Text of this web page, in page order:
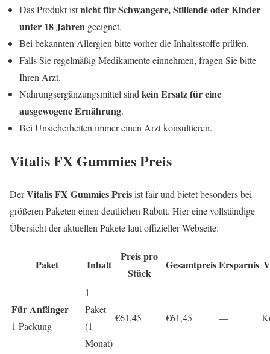
Das Produkt istnicht für Schwangere, Stillende oder Kinder
unter 18 Jahren geeignet.
Bei bekannten Allergien bitte vorher die Inhaltsstoffe prüfen.
Falls Sie regelmäßig Medikamente einnehmen, fragen Sie bitte
Ihren Arzt.
Nahrungsergänzungsmittel sind kein Ersatz für eine
ausgewogene Ernährung.
Bei Unsicherheiten immer einen Arzt konsultieren.
Vitalis FX Gummies Preis
DerVitalis FX Gummies Preisist fair und bietet besonders bei
größeren Paketen einen deutlichen Rabatt. Hier eine vollständige
Übersicht der aktuellen Pakete laut offizieller Webseite:
Paket Inhalt
Preis pro
Stück
GesamtpreisErsparnis
Für Anfänger—
1 Packung
1
Paket
(1
Monat)
€61,45 €61,45 —